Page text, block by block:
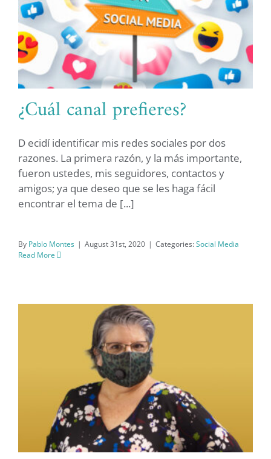
¿Cuál canal prefieres?
¿Cuál canal prefieres?
D ecidí identificar mis redes sociales por dos
razones. La primera razón, y la más importante,
fueron ustedes, mis seguidores, contactos y
amigos; ya que deseo que se les haga fácil
encontrar el tema de [...]
By Pablo Montes | August 31st, 2020 | Categories:Social Media
Read More